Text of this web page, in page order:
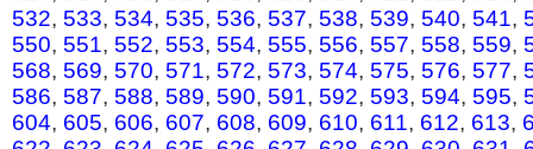
532, 533, 534, 535, 536, 537, 538, 539, 540, 541,
550, 551, 552, 553, 554, 555, 556, 557, 558, 559,
568, 569, 570, 571, 572, 573, 574, 575, 576, 577,
586, 587, 588, 589, 590, 591, 592, 593, 594, 595,
604, 605, 606, 607, 608, 609, 610, 611, 612, 613,